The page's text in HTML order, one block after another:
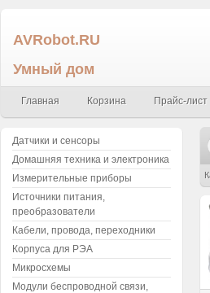
AVRobot.RU
Умный дом
Главная Корзина Прайс-лист
Датчики и сенсоры
Домашняя техника и электроника
Измерительные приборы
Источники питания,
преобразователи
Кабели, провода, переходники
Корпуса для РЭА
Микросхемы
Модули беспроводной связи,